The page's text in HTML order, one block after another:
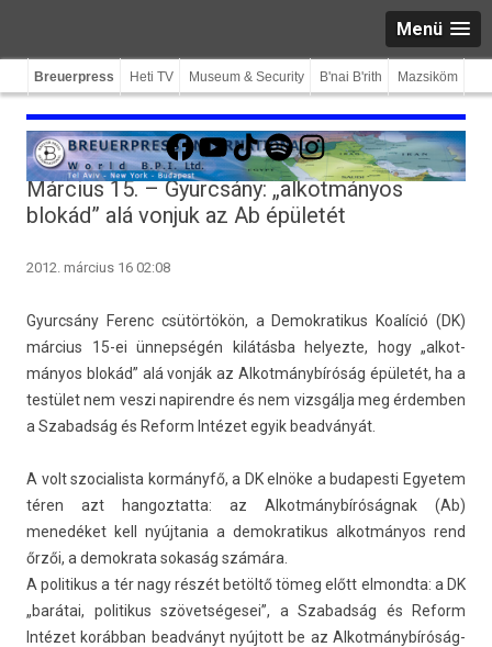
Menü
Breuerpress Heti TV Museum & Security B'nai B'rith Mazsiköm
Facebook
YouTube
TikTokSpotifyInstagram
Március 15. – Gyurcsány: „alkotmányos
blokád” alá vonjuk az Ab épületét
2012. március 16 02:08
Gyurcsány Ferenc csütörtökön, a De­mok­ratikus Koalíció (DK)
március 15-ei ünnepségén kilátásba helyez­te, hogy „al­kot­
mányos blokád” alá vonják az Al­kot­mánybíróság épületét, ha a
testület nem veszi napirendre és nem vizsgálja meg érdemb­en
a Szabad­ság és Re­form Intézet egyik beadványát.
A volt szocialis­ta kormányfő, a DK elnöke a budapes­ti Egyetem
téren azt han­goz­tatta: az Al­kot­mánybíróság­nak (Ab)
menedéket kell nyúj­tania a de­mok­ratikus al­kot­mányos rend
őrzői, a de­mok­rata sokaság számára.
A politikus a tér nagy részét betöltő tömeg előtt el­mondta: a DK
„barátai, politikus szövetségesei”, a Szabad­ság és Re­form
Intézet korábban beadványt nyújtott be az Al­kot­mánybíróság­